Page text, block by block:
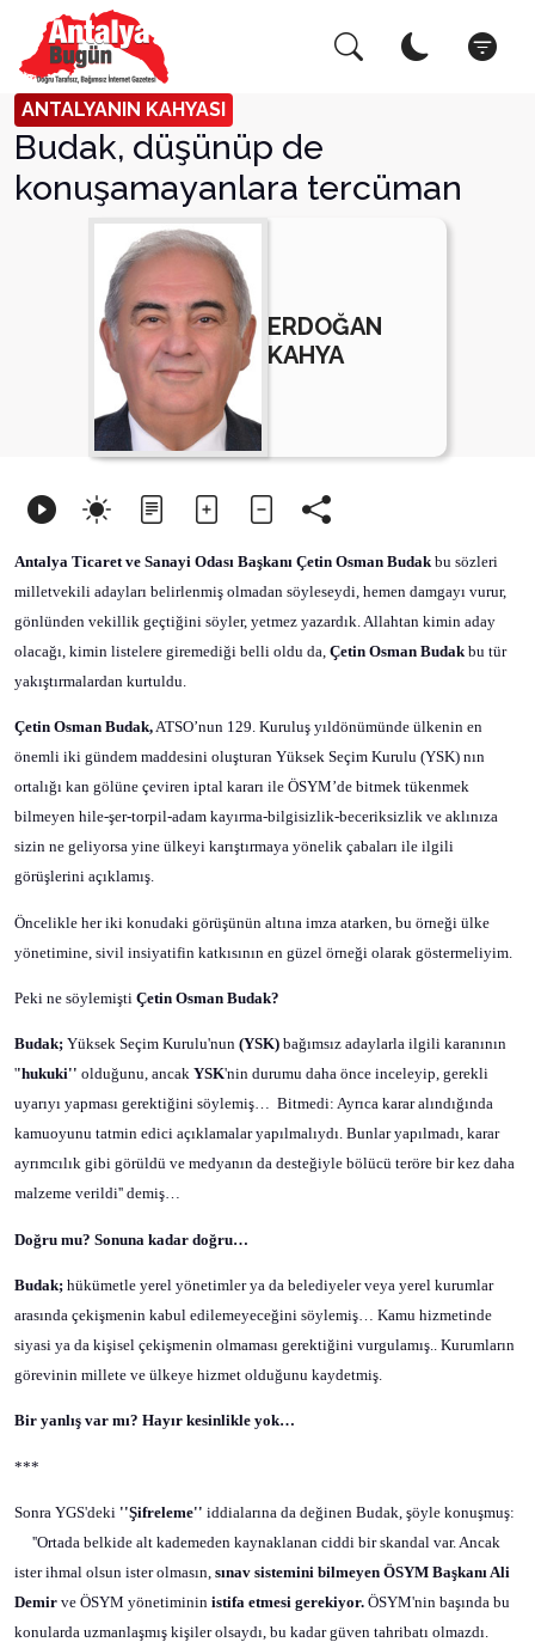
ANTALYANIN KAHYASI
Budak, düşünüp de
konuşamayanlara tercüman
ERDOĞAN
KAHYA
Antalya Ticaret ve Sanayi Odası Başkanı Çetin Osman Budakbu sözleri
milletvekili adayları belirlenmiş olmadan söyleseydi, hemen damgayı vurur,
gönlünden vekillik geçtiğini söyler, yetmez yazardık. Allahtan kimin aday
olacağı, kimin listelere giremediği belli oldu da, Çetin Osman Budakbu tür
yakıştırmalardan kurtuldu.
Çetin Osman Budak,ATSO’nun 129. Kuruluş yıldönümünde ülkenin en
önemli iki gündem maddesini oluşturan Yüksek Seçim Kurulu (YSK) nın
ortalığı kan gölüne çeviren iptal kararı ile ÖSYM’de bitmek tükenmek
bilmeyen hile-şer-torpil-adam kayırma-bilgisizlik-beceriksizlik ve aklınıza
sizin ne geliyorsa yine ülkeyi karıştırmaya yönelik çabaları ile ilgili
görüşlerini açıklamış.
Öncelikle her iki konudaki görüşünün altına imza atarken, bu örneği ülke
yönetimine, sivil insiyatifin katkısının en güzel örneği olarak göstermeliyim.
Peki ne söylemişti Çetin Osman Budak?
Budak; Yüksek Seçim Kurulu'nun (YSK) bağımsız adaylarla ilgili karanının
''hukuki'' olduğunu, ancak YSK'nin durumu daha önce inceleyip, gerekli
uyarıyı yapması gerektiğini söylemiş… Bitmedi: Ayrıca karar alındığında
kamuoyunu tatmin edici açıklamalar yapılmalıydı. Bunlar yapılmadı, karar
ayrımcılık gibi görüldü ve medyanın da desteğiyle bölücü teröre bir kez daha
malzeme verildi'' demiş…
Doğru mu? Sonuna kadar doğru…
Budak; hükümetle yerel yönetimler ya da belediyeler veya yerel kurumlar
arasında çekişmenin kabul edilemeyeceğini söylemiş… Kamu hizmetinde
siyasi ya da kişisel çekişmenin olmaması gerektiğini vurgulamış.. Kurumların
görevinin millete ve ülkeye hizmet olduğunu kaydetmiş.
Bir yanlış var mı? Hayır kesinlikle yok…
***
Sonra YGS'deki ''Şifreleme'' iddialarına da değinen Budak, şöyle konuşmuş:
''Ortada belkide alt kademeden kaynaklanan ciddi bir skandal var. Ancak
ister ihmal olsun ister olmasın, sınav sistemini bilmeyen ÖSYM Başkanı Ali
Demir ve ÖSYM yönetiminin istifa etmesi gerekiyor. ÖSYM'nin başında bu
konularda uzmanlaşmış kişiler olsaydı, bu kadar güven tahribatı olmazdı.
Arama Yap! Kapat